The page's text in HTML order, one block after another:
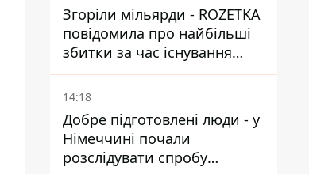
Згоріли мільярди - ROZETKA
повідомила про найбільші
збитки за час існування
компанії
14:18
Добре підготовлені люди - у
Німеччині почали
розслідувати спробу